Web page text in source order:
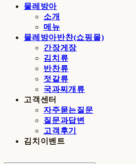
물레방아
소개
메뉴
물레방아반찬(쇼핑몰)
간장게장
김치류
반찬류
젓갈류
국과찌개류
고객센터
자주묻는질문
질문과답변
고객후기
김치이벤트